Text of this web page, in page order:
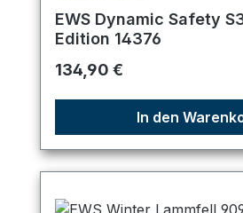
Durchschnittliche
EWS Dynamic Safety
Edition 14376
Regulärer Preis:
134,90 €
In den